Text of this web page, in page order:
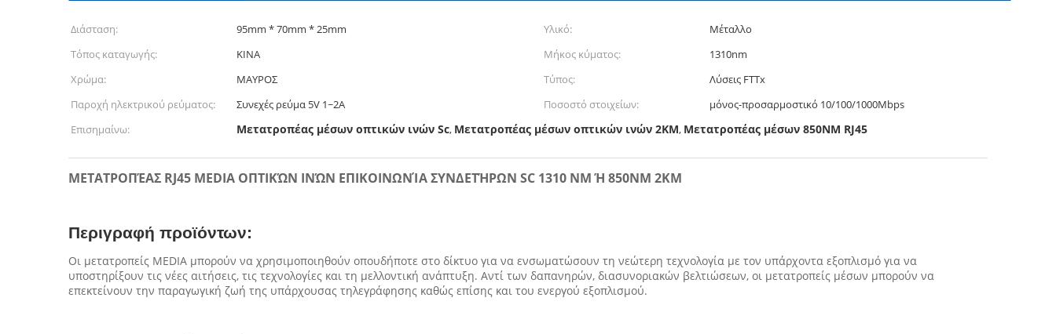
Διάσταση: 95mm * 70mm * 25mm Υλικό:
Μέταλλο
Τόπος καταγωγής:
ΚΙΝΑ Μήκος κύματος:
1310nm
Χρώμα:
ΜΑΥΡΟΣ Τύπος:
Λύσεις FTTx
Παροχή ηλεκτρικού ρεύματος:
Συνεχές ρεύμα 5V 1~2A Ποσοστό στοιχείων:
μόνος-προσαρμοστικό 10/100/1000Mbps
Επισημαίνω:
Μετατροπέας μέσων οπτικών ινών Sc, Μετατροπέας μέσων οπτικών ινών 2KM, Μετατροπέας μέσων 850NM RJ45
ΜΕΤΑΤΡΟΠΈΑΣ RJ45 MEDIA ΟΠΤΙΚΏΝ ΙΝΏΝ ΕΠΙΚΟΙΝΩΝΊΑ ΣΥΝΔΕΤΉΡΩΝ SC 1310 NM Ή 850NM 2KM
Περιγραφή προϊόντων:
Οι μετατροπείς MEDIA μπορούν να χρησιμοποιηθούν οπουδήποτε στο δίκτυο για να ενσωματώσουν τη νεώτερη τεχνολογία με τον υπάρχοντα εξοπλισμό για να
υποστηρίξουν τις νέες αιτήσεις, τις τεχνολογίες και τη μελλοντική ανάπτυξη. Αντί των δαπανηρών, διασυνοριακών βελτιώσεων, οι μετατροπείς μέσων μπορούν να
επεκτείνουν την παραγωγική ζωή της υπάρχουσας τηλεγράφησης καθώς επίσης και του ενεργού εξοπλισμού.